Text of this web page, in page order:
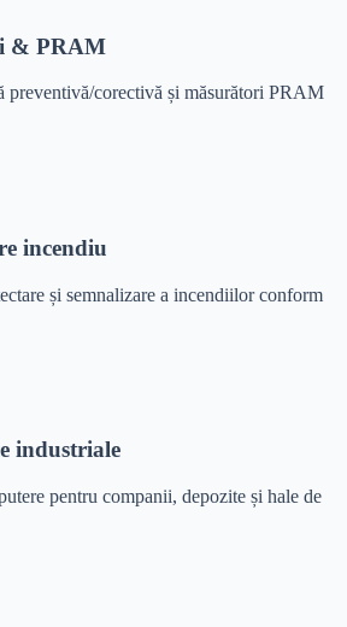
& PRAM
preventivă/corectivă și măsurători PRAM
incendiu
și semnalizare a incendiilor conform
industriale
pentru companii, depozite și hale de